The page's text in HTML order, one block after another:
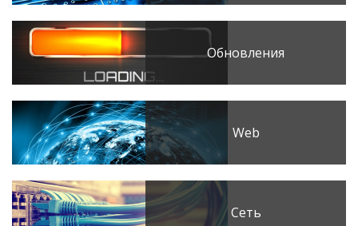
Обновления
Web
Сеть